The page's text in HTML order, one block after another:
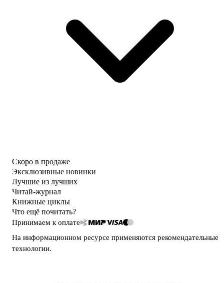
Скоро в продаже
Эксклюзивные новинки
Лучшие из лучших
Читай-журнал
Книжные циклы
Что ещё почитать?
Принимаем к оплате
На информационном ресурсе применяются рекомендательные
технологии.